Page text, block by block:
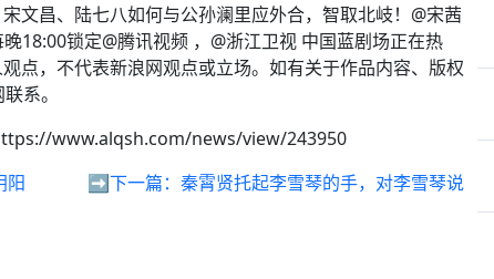
文昌、陆七八如何与公孙澜里应外合，智取北岐！@宋茜
18:00锁定@腾讯视频 ，@浙江卫视 中国蓝剧场正在热
点，不代表新浪网观点或立场。如有关于作品内容、版权
系。
www.alqsh.com/news/view/243950
阳 ➡️下一篇： 秦霄贤托起李雪琴的手，对李雪琴说